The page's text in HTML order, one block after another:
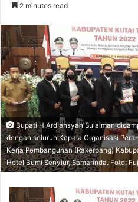
d
a
n
e
m
l
2 minutes read
Bupati H Ardiansyah Sulaiman
dengan seluruh Kepala Organisasi
Kerja Pembangunan (Rakerbang)
Hotel Bumi Senyiur, Samarinda. Foto: